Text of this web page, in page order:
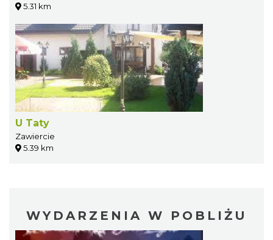
5.31 km
U Taty
Zawiercie
5.39 km
WYDARZENIA W POBLIŻU